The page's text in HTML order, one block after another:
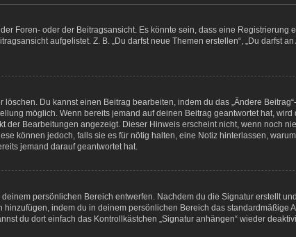
Foren- oder der Beitragsansicht. Es könnte sein, dass eine Registrierung
aufgelistet. Z. B. „Du darfst neue Themen erstellen“, „Du darfst
Du kannst einen Beitrag bearbeiten, indem du das „Ändere
möglich. Wenn bereits jemand auf deinen Beitrag geantwortet hat, wird
Bearbeitungen angezeigt. Dieser Hinweis erscheint nicht, wenn noch
können jedoch, falls sie es für nötig halten, eine Notiz hinterlassen,
jemand darauf geantwortet hat.
persönlichen Bereich entwerfen. Nachdem du die Signatur erstellt
indem du in deinem persönlichen Bereich das standardmäßige
du dort einfach das Kontrollkästchen „Signatur anhängen“ wieder